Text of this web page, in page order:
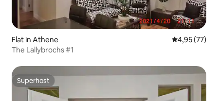
Flat in Athene Gemiddelde
4,95 (77)
The Lallybrochs #1
Superhost
Superhost